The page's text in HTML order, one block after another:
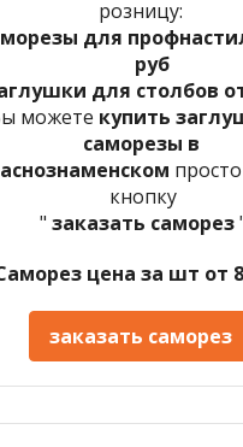
розницу:
для
руб
для столбов
можете купить
саморезы в
кнопку
" заказать саморез
цена за шт от
заказать саморез